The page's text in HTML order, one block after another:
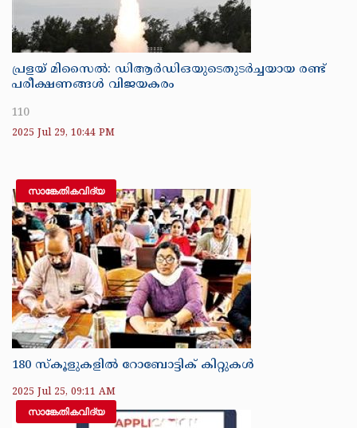
പ്രളയ് മിസൈൽ: ഡിആർഡിഒയുടെതുടർച്ചയായ രണ്ട്
പരീക്ഷണങ്ങൾ വിജയകരം
110
2025 Jul 29, 10:44 PM
സാങ്കേതികവിദ്യ
180 സ്കൂളുകളിൽ റോബോട്ടിക് കിറ്റുകൾ
2025 Jul 25, 09:11 AM
സാങ്കേതികവിദ്യ